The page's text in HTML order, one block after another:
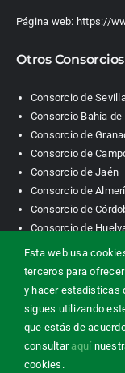
Página web: https://
Otros
Consorcio de
Consorcio Bahía de
Consorcio de
Consorcio de
Consorcio de Jaén
Consorcio de
Consorcio de
Consorcio de
Consorcio de
Contacto|
Esta web usa
terceros para
y hacer estadísticas
sigues utilizando
que estás de
consultar aquí
cookies.